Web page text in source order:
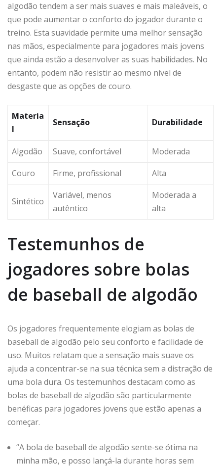
algodão tendem a ser mais suaves e mais maleáveis, o
que pode aumentar o conforto do jogador durante o
treino. Esta suavidade permite uma melhor sensação
nas mãos, especialmente para jogadores mais jovens
que ainda estão a desenvolver as suas habilidades. No
entanto, podem não resistir ao mesmo nível de
desgaste que as opções de couro.
Materia
l
Sensação Durabilidade
Algodão Suave, confortável
Moderada
Couro
Firme, profissional Alta
Sintético
Variável, menos
autêntico
Moderada a
alta
Testemunhos de
jogadores sobre bolas
de baseball de algodão
Os jogadores frequentemente elogiam as bolas de
baseball de algodão pelo seu conforto e facilidade de
uso. Muitos relatam que a sensação mais suave os
ajuda a concentrar-se na sua técnica sem a distração de
uma bola dura. Os testemunhos destacam como as
bolas de baseball de algodão são particularmente
benéficas para jogadores jovens que estão apenas a
começar.
“A bola de baseball de algodão sente-se ótima na
minha mão, e posso lançá-la durante horas sem